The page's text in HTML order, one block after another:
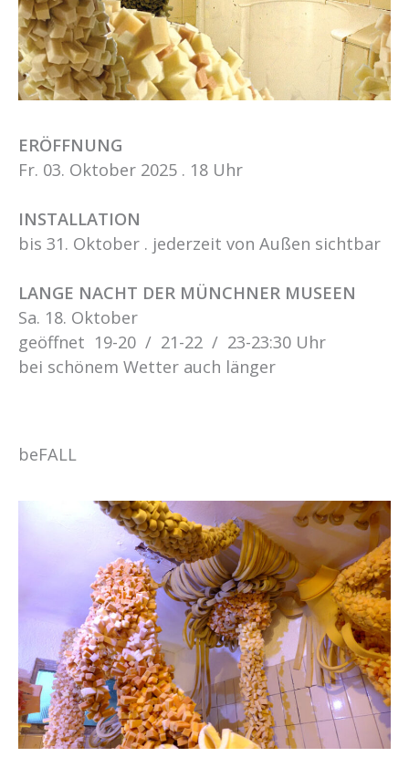
ERÖFFNUNG
Fr. 03. Oktober 2025 . 18 Uhr
INSTALLATION
bis 31. Oktober . jederzeit von Außen sichtbar
LANGE NACHT DER MÜNCHNER MUSEEN
Sa. 18. Oktober
geöffnet 19-20 / 21-22 / 23-23:30 Uhr
bei schönem Wetter auch länger
beFALL